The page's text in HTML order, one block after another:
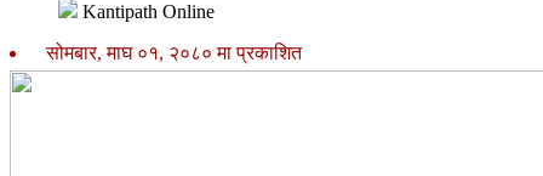
Kantipath Online
सोमबार, माघ ०१, २०८० मा प्रकाशित